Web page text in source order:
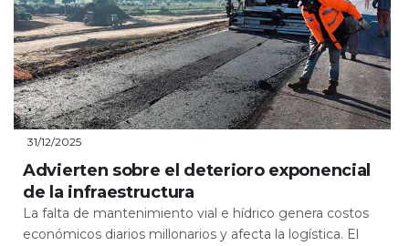
31/12/2025
Advierten sobre el deterioro exponencial
de la infraestructura
La falta de mantenimiento vial e hídrico genera costos
económicos diarios millonarios y afecta la logística. El